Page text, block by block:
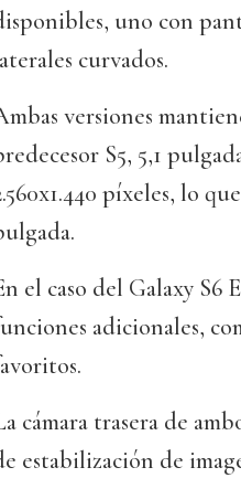
uno con
curvados.
versiones
S5, 5,1
píxeles, lo
el caso del Galaxy S6
adicionales,
cámara trasera de
estabilización de